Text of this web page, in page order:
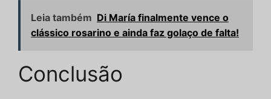
Leia também Di María finalmente vence o
clássico rosarino e ainda faz golaço de falta!
Conclusão